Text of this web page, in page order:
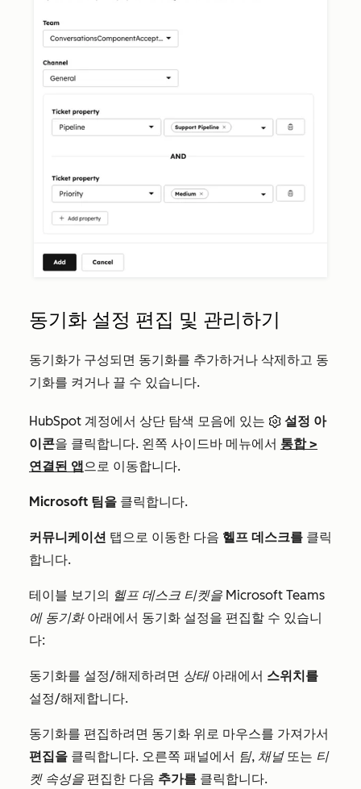
동기화 설정 편집 및 관리하기
동기화가 구성되면 동기화를 추가하거나 삭제하고 동
기화를 켜거나 끌 수 있습니다.
HubSpot 계정에서 상단 탐색 모음에 있는
설정 아
이콘을 클릭합니다. 왼쪽 사이드바 메뉴에서 통합>
연결된 앱으로 이동합니다.
Microsoft 팀을 클릭합니다.
커뮤니케이션 탭으로 이동한 다음 헬프 데스크를 클릭
합니다.
테이블 보기의 헬프 데스크 티켓을 Microsoft Teams
에 동기화아래에서 동기화 설정을 편집할 수 있습니
다:
동기화를 설정/해제하려면 상태 아래에서 스위치를
설정/해제합니다.
동기화를 편집하려면 동기화 위로 마우스를 가져가서
편집을 클릭합니다. 오른쪽 패널에서 팀, 채널또는 티
켓 속성을 편집한 다음 추가를 클릭합니다.